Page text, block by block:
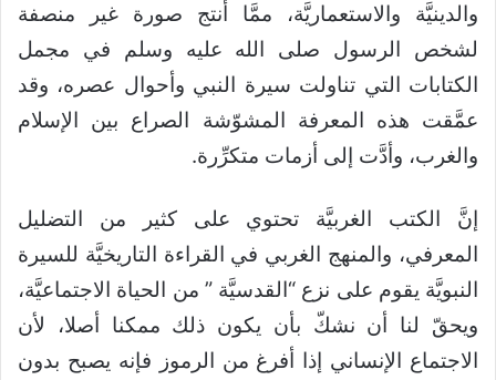
والدينيَّة والاستعماريَّة، ممَّا أنتج صورة غير منصفة
لشخص الرسول صلى الله عليه وسلم في مجمل
الكتابات التي تناولت سيرة النبي وأحوال عصره، وقد
عمَّقت هذه المعرفة المشوّشة الصراع بين الإسلام
والغرب، وأدَّت إلى أزمات متكرِّرة.
إنَّ الكتب الغربيَّة تحتوي على كثير من التضليل
المعرفي، والمنهج الغربي في القراءة التاريخيَّة للسيرة
النبويَّة يقوم على نزع “القدسيَّة ” من الحياة الاجتماعيَّة،
ويحقّ لنا أن نشكّ بأن يكون ذلك ممكنا أصلا، لأن
الاجتماع الإنساني إذا أفرغ من الرموز فإنه يصبح بدون